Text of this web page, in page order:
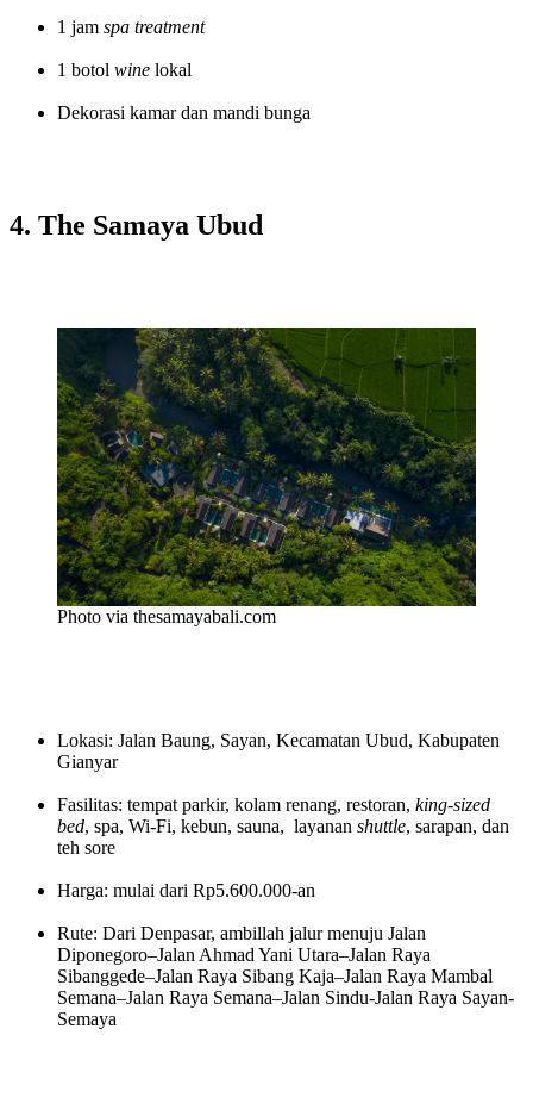
1 jam spa treatment
1 botol wine lokal
Dekorasi kamar dan mandi bunga
4. The Samaya Ubud
Photo via thesamayabali.com
Lokasi: Jalan Baung, Sayan, Kecamatan Ubud, Kabupaten
Gianyar
Fasilitas: tempat parkir, kolam renang, restoran, king-sized
bed, spa, Wi-Fi, kebun, sauna, layanan shuttle, sarapan, dan
teh sore
Harga: mulai dari Rp5.600.000-an
Rute: Dari Denpasar, ambillah jalur menuju Jalan
Diponegoro–Jalan Ahmad Yani Utara–Jalan Raya
Sibanggede–Jalan Raya Sibang Kaja–Jalan Raya Mambal
Semana–Jalan Raya Semana–Jalan Sindu-Jalan Raya Sayan-
Semaya